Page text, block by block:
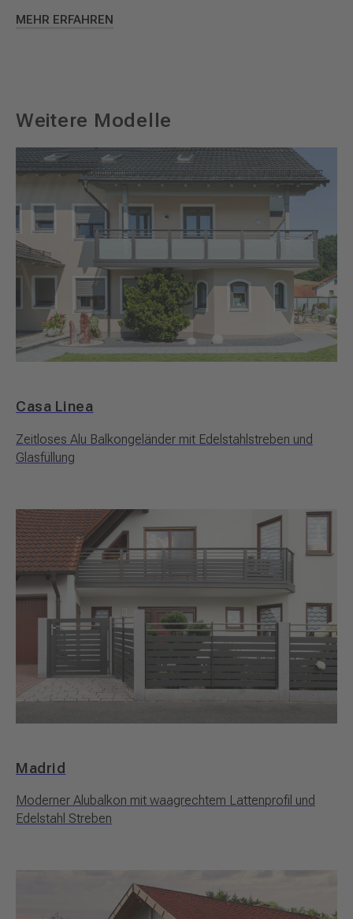
MEHR ERFAHREN
Weitere Modelle
Casa Linea
Zeitloses Alu Balkongeländer mit Edelstahlstreben und
Glasfüllung
Madrid
Moderner Alubalkon mit waagrechtem Lattenprofil und
Edelstahl Streben